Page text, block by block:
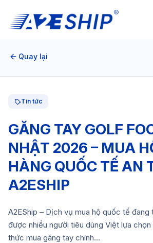
Quay lại
Tin tức
GĂNG TAY GOLF
NHẬT 2026 – MUA
HÀNG QUỐC TẾ AN
A2ESHIP
A2EShip – Dịch vụ mua hộ quốc tế đang
được nhiều người tiêu dùng Việt lựa
thức mua găng tay chính...